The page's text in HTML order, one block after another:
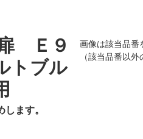
Ｅ９
トブル
ます。
画像は該当品番
（該当品番以